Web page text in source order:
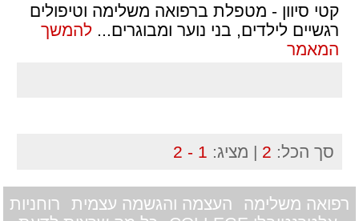
קטי סיוון - מטפלת ברפואה משלימה וטיפולים
רגשיים לילדים, בני נוער ומבוגרים... להמשך
המאמר
סך הכל: 2 | מציג: 1 - 2
רפואה משלימה העצמה והגשמה עצמית
רוחניות